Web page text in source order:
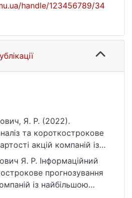
handle/123456789/34
Я. Р. (2022).
та короткострокове
акцій компаній із
[Магістерська
національний
Тараса Шевченка].
Я. Р. Інформаційний
прогнозування
із найбільшою